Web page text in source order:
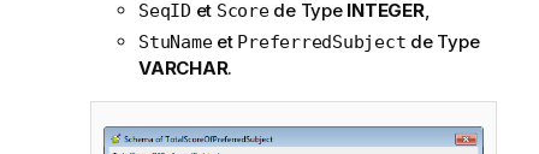
SeqID et Scorede Type INTEGER,
StuNameet PreferredSubject de Type
VARCHAR.